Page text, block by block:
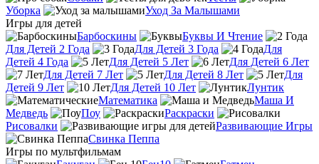
Уборка
Уход За Малышами
Игры для детей
Барбоскины
Буквы И Чтение
Для Детей 2 Года
Для Детей 3 Года
Для
Детей 4 Года
Для Детей 5 Лет
Для Детей 6 Лет
Для Детей 7 Лет
Для Детей 8 Лет
Для
Детей 9 Лет
Для Детей 10 Лет
Лунтик
Математика
Маша И
Медведь
Поу
Раскраски
Рисовалки
Развивающие Игры
Свинка Пеппа
Игры по мультфильмам